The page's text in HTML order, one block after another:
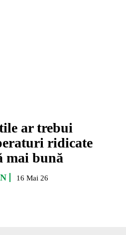
ar trebui
ridicate
mai bună
16 Mai 26